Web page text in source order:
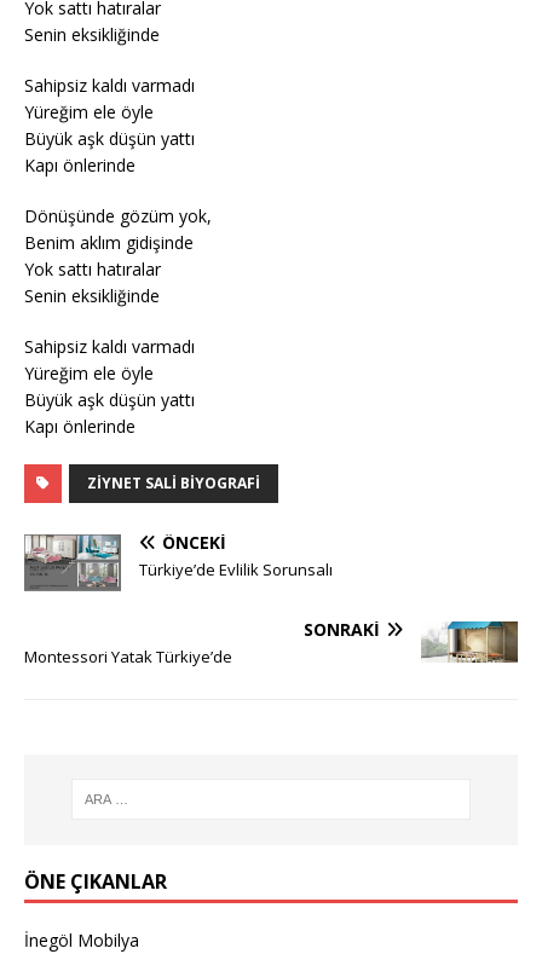
Yok sattı hatıralar
Senin eksikliğinde
Sahipsiz kaldı varmadı
Yüreğim ele öyle
Büyük aşk düşün yattı
Kapı önlerinde
Dönüşünde gözüm yok,
Benim aklım gidişinde
Yok sattı hatıralar
Senin eksikliğinde
Sahipsiz kaldı varmadı
Yüreğim ele öyle
Büyük aşk düşün yattı
Kapı önlerinde
ZIYNET SALI BIYOGRAFI
ÖNCEKI
Türkiye’de Evlilik Sorunsalı
SONRAKI
Montessori Yatak Türkiye’de
ÖNE ÇIKANLAR
İnegöl Mobilya